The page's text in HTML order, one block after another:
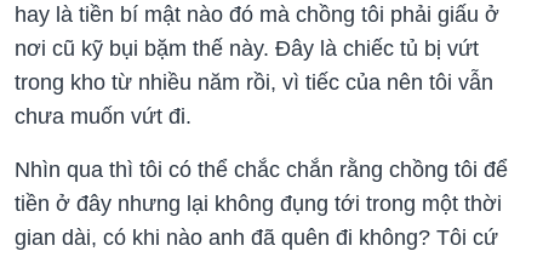
hay là tiền bí mật nào đó mà chồng tôi phải giấu ở
nơi cũ kỹ bụi bặm thế này. Đây là chiếc tủ bị vứt
trong kho từ nhiều năm rồi, vì tiếc của nên tôi vẫn
chưa muốn vứt đi.
Nhìn qua thì tôi có thể chắc chắn rằng chồng tôi để
tiền ở đây nhưng lại không đụng tới trong một thời
gian dài, có khi nào anh đã quên đi không? Tôi cứ